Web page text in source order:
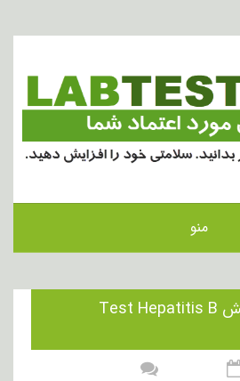
منو
هدف از انجام آزمایش Test Hepatitis B